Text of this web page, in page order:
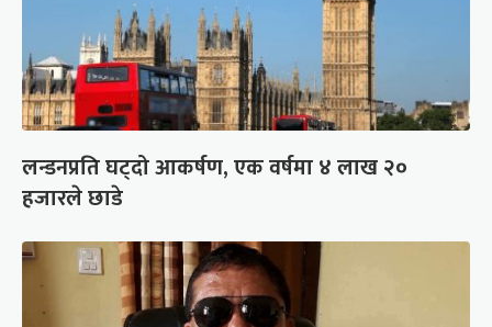
लन्डनप्रति घट्दो आकर्षण, एक वर्षमा ४ लाख २०
हजारले छाडे